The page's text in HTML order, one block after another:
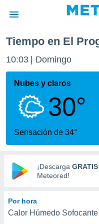
de
ha sido
calidad.
a este
las
y
digital
basada
Tiempo en El
10:03 Domingo
Nubes y claros
30°
Sensación de 34°
¡Descarga GRATIS
Meteored!
Por hora
Calor Húmedo